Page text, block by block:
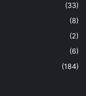
(33)
(8)
(2)
(6)
(184)